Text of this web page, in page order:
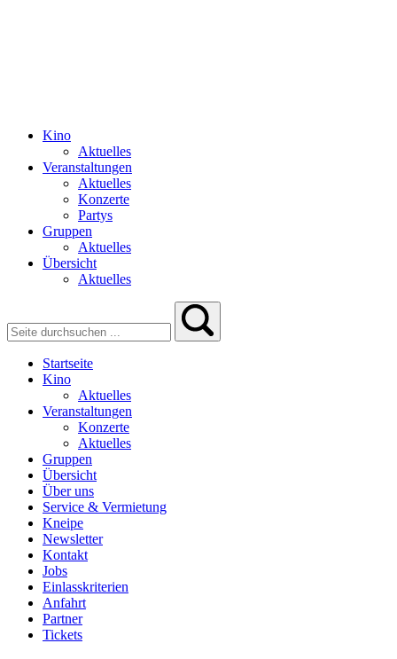
Kino
Aktuelles
Veranstaltungen
Aktuelles
Konzerte
Partys
Gruppen
Aktuelles
Übersicht
Aktuelles
Startseite
Kino
Aktuelles
Veranstaltungen
Konzerte
Aktuelles
Gruppen
Übersicht
Über uns
Service & Vermietung
Kneipe
Newsletter
Kontakt
Jobs
Einlasskriterien
Anfahrt
Partner
Tickets